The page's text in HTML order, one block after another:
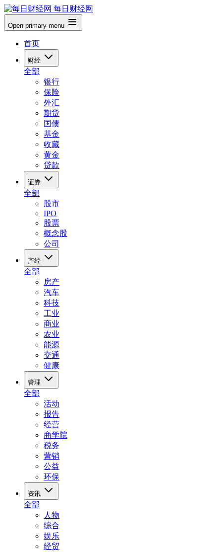
每日财经网
Open primary menu
首页
财经
全部
银行
保险
外汇
期货
国债
基金
收藏
黄金
贷款
证券
全部
股市
IPO
股票
概念股
公司
产经
全部
房产
汽车
科技
工业
商业
农业
能源
交通
健康
管理
全部
活动
报告
经营
商学院
税务
营销
公益
环保
资讯
全部
人物
综合
娱乐
经贸